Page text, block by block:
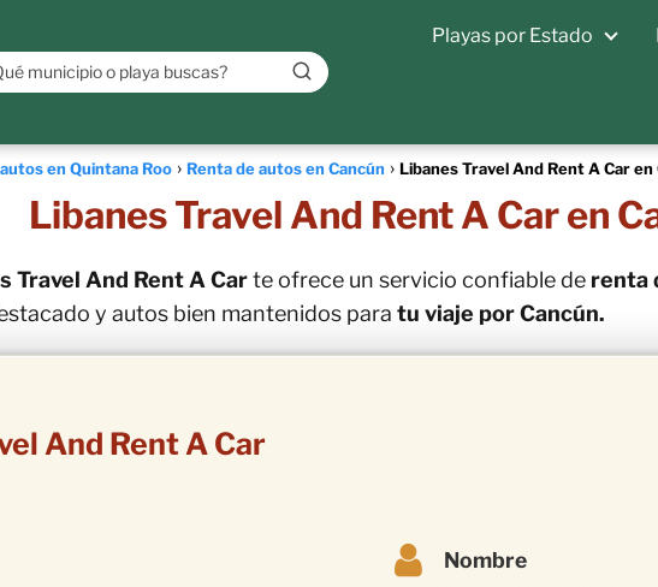
Playas por Estado
en Quintana Roo Renta de autos en Cancún Libanes Travel And Rent A Car en
Libanes Travel And Rent A Car en
Travel And Rent A Carte ofrece un servicio confiable de renta
y autos bien mantenidos para tu viaje por Cancún.
And Rent A Car
Nombre